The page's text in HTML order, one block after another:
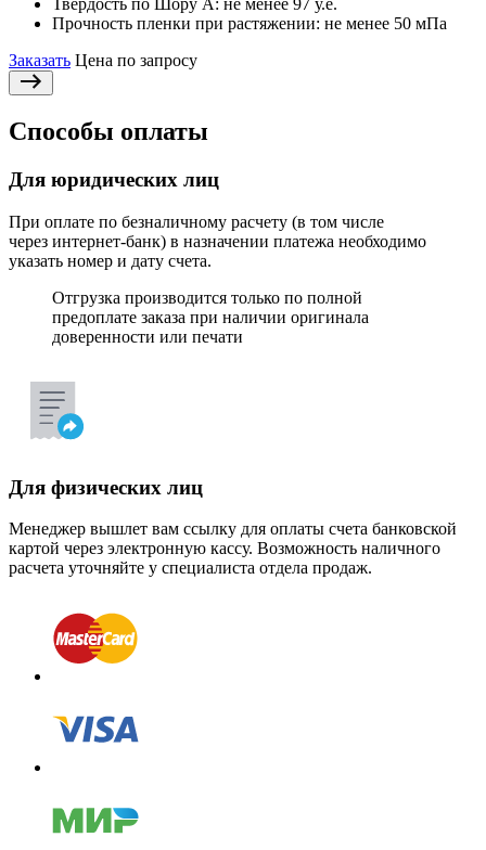
Твердость по Шору А: не менее 97 у.е.
Прочность пленки при растяжении: не менее 50 мПа
Заказать Цена по запросу
Способы оплаты
Для юридических лиц
При оплате по безналичному расчету (в том числе
через интернет-банк) в назначении платежа необходимо
указать номер и дату счета.
Отгрузка производится только по полной
предоплате заказа при наличии оригинала
доверенности или печати
Для физических лиц
Менеджер вышлет вам ссылку для оплаты счета банковской
картой через электронную кассу. Возможность наличного
расчета уточняйте у специалиста отдела продаж.